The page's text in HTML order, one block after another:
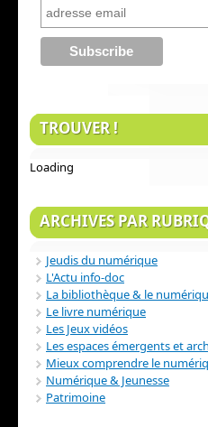
TROUVER !
Loading
ARCHIVES PAR
Jeudis du numérique
L'Actu info-doc
La bibliothèque & le
Le livre numérique
Les Jeux vidéos
Les espaces émergents et
Mieux comprendre le
Numérique & Jeunesse
Patrimoine